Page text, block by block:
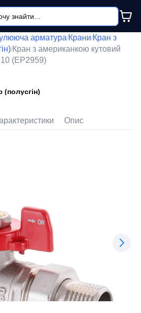
арматура/Крани/Кран з
/Кран з американкою кутовий
(EP2959)
Опис